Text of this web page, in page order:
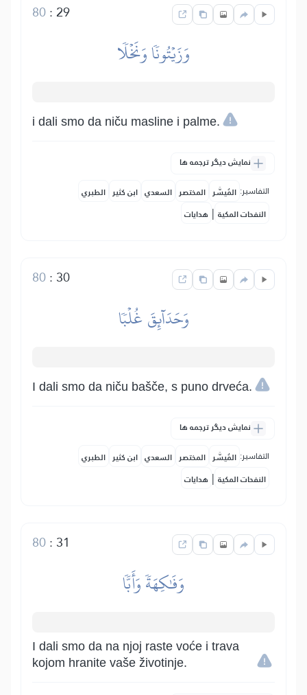
29
:
80
وَزَيۡتُونٗا وَنَخۡلٗا
i dali smo da niču masline i palme.
نمایش دیگر ترجمه ها
التفاسير: المُيسَّر المختصر السعدي ابن كثير الطبري
النفحات المكية | هدايات
30
:
80
وَحَدَآئِقَ غُلۡبٗا
I dali smo da niču bašče, s puno drveća.
نمایش دیگر ترجمه ها
التفاسير: المُيسَّر المختصر السعدي ابن كثير الطبري
النفحات المكية | هدايات
31
:
80
وَفَٰكِهَةٗ وَأَبّٗا
I dali smo da na njoj raste voće i trava
kojom hranite vaše životinje.